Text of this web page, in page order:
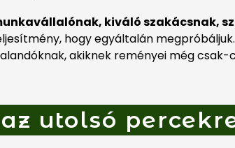
kiváló szakácsnak,
hogy egyáltalán
akiknek reményei még csak-
utolsó